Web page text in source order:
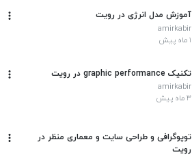
آموزش مدل انرژی در رویت
amirkabir
۱ ماه پیش
تکنیک graphic performance در رویت
amirkabir
۳ ماه پیش
توپوگرافی و طراحی سایت و معماری منظر در
رویت